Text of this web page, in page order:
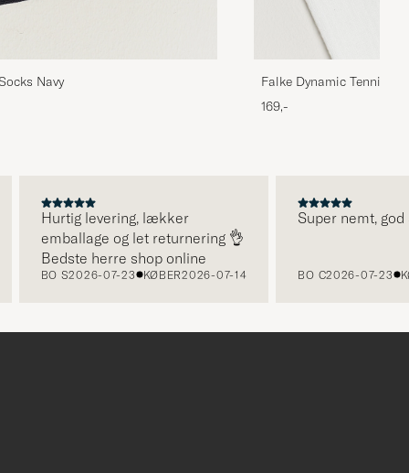
Navy
Falke Dynamic Tennis
169,-
Hurtig levering, lækker
emballage og let returnering 👌
Bedste herre shop online
BO S2026-07-23 KØBER2026-07-14
Super nemt, god
BO C2026-07-23